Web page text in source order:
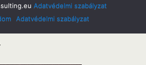
Gimnázium kórusa nagy sikerrel
Adatvédelmi szabályzat
Adatvédelmi szabályzat